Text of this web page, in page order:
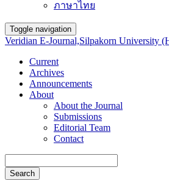
ภาษาไทย
Toggle navigation
Veridian E-Journal,Silpakorn University
Current
Archives
Announcements
About
About the Journal
Submissions
Editorial Team
Contact
Search